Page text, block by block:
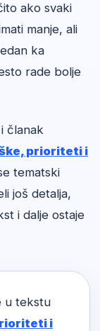
ako svaki
manje, ali
ka
rade bolje
članak
prioriteti i
tematski
još detalja,
i dalje ostaje
u tekstu
i